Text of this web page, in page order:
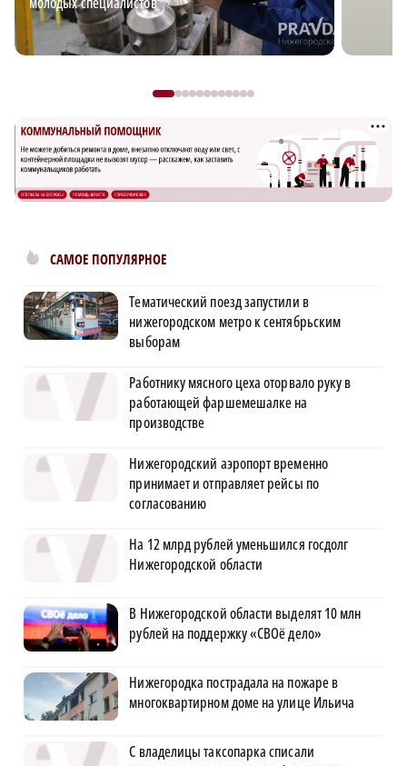
САМОЕ ПОПУЛЯРНОЕ
Тематический поезд запустили в
нижегородском метро к сентябрьским
выборам
Работнику мясного цеха оторвало руку в
работающей фаршемешалке на
производстве
Нижегородский аэропорт временно
принимает и отправляет рейсы по
согласованию
На 12 млрд рублей уменьшился госдолг
Нижегородской области
В Нижегородской области выделят 10 млн
рублей на поддержку «СВОё дело»
Нижегородка пострадала на пожаре в
многоквартирном доме на улице Ильича
С владелицы таксопарка списали